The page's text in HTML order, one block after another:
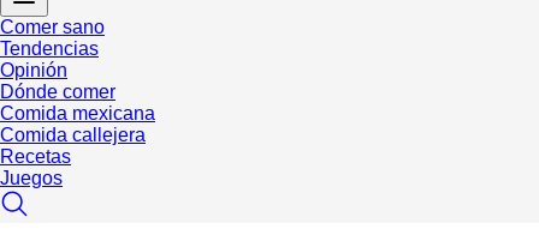
Comer sano
Tendencias
Opinión
Dónde comer
Comida mexicana
Comida callejera
Recetas
Juegos